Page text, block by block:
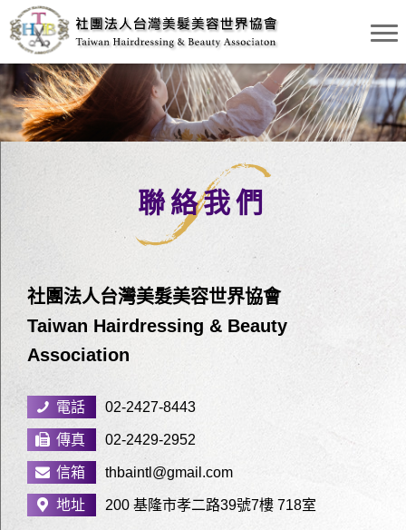
聯絡我們
社團法人台灣美髮美容世界協會
Taiwan Hairdressing & Beauty
Association
電話 02-2427-8443
傳真 02-2429-2952
信箱 thbaintl@gmail.com
地址 200 基隆市孝二路39號7樓 718室